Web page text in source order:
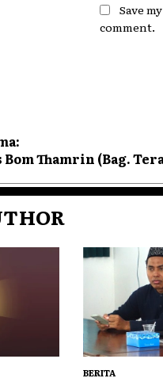
Save
comment.
Thamrin (Bag.
BERITA